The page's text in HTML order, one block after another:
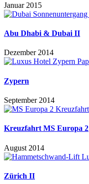
Januar 2015
Abu Dhabi & Dubai II
Dezember 2014
Zypern
September 2014
Kreuzfahrt MS Europa 2
August 2014
Zürich II